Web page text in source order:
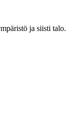
ja siisti talo.